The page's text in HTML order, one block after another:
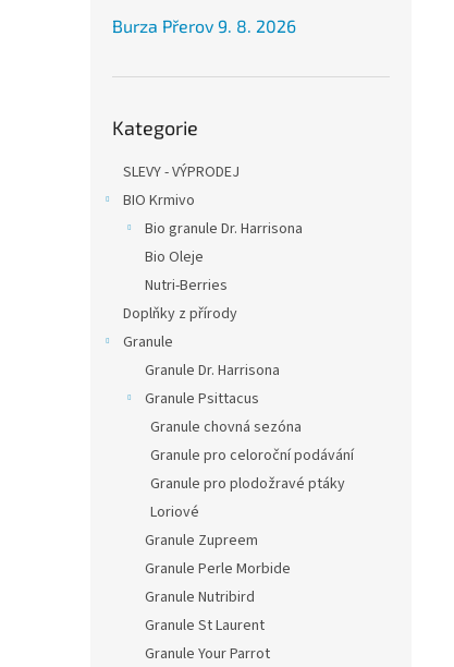
Burza Přerov 9. 8. 2026
kategorie
Kategorie
SLEVY - VÝPRODEJ
BIO Krmivo
Bio granule Dr. Harrisona
Bio Oleje
Nutri-Berries
Doplňky z přírody
Granule
Granule Dr. Harrisona
Granule Psittacus
Granule chovná sezóna
Granule pro celoroční podávání
Granule pro plodožravé ptáky
Loriové
Granule Zupreem
Granule Perle Morbide
Granule Nutribird
Granule St Laurent
Granule Your Parrot